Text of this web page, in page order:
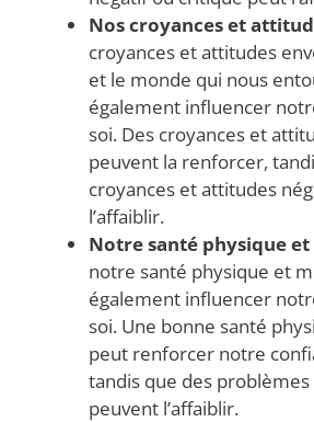
Nos croyances et
croyances et attitudes
et le monde qui nous
également influencer
soi. Des croyances et
peuvent la renforcer,
croyances et attitudes
l’affaiblir.
Notre santé physique
notre santé physique et
également influencer
soi. Une bonne santé
peut renforcer notre
tandis que des problèmes
peuvent l’affaiblir.